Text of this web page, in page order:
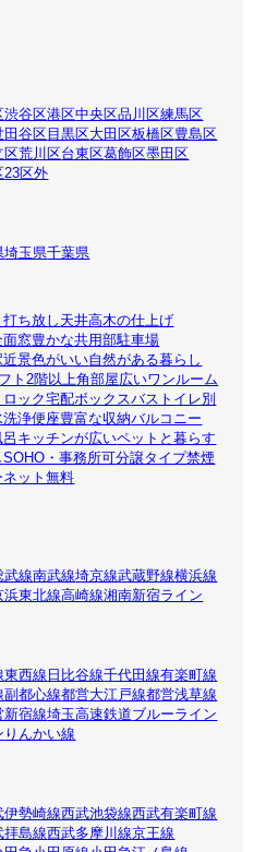
渋谷区港区中央区品川区練馬区
田谷区目黒区大田区板橋区豊島区
区荒川区台東区葛飾区墨田区
23区外
埼玉県千葉県
ち放し 天井高木の仕上げ
面窓豊かな共用部駐車場
近景色がいい自然がある暮らし
ト 2階以上角部屋広いワンルーム
ロック宅配ボックスバストイレ別
洗浄便座豊富な収納バルコニー
キッチンが広いペットと暮らす
SOHO・事務所可分譲タイプ禁煙
ネット無料
武線南武線埼京線武蔵野線横浜線
浜東北線高崎線湘南新宿ライン
東西線 日比谷線千代田線有楽町線
副都心線都営大江戸線都営浅草線
新宿線埼玉高速鉄道ブルーライン
りんかい線
伊勢崎線西武池袋線西武有楽町線
拝島線西武多摩川線京王線